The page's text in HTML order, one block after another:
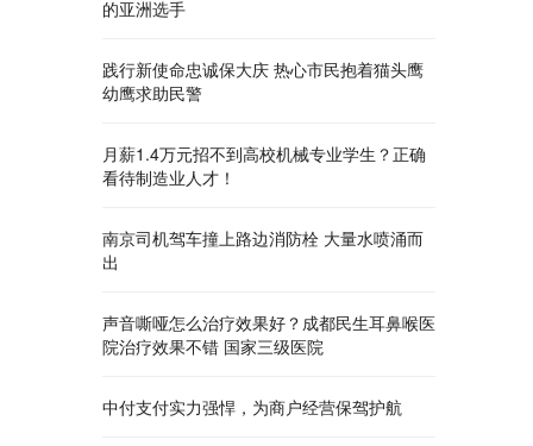
的亚洲选手
践行新使命忠诚保大庆 热心市民抱着猫头鹰
幼鹰求助民警
月薪1.4万元招不到高校机械专业学生？正确
看待制造业人才！
南京司机驾车撞上路边消防栓 大量水喷涌而
出
声音嘶哑怎么治疗效果好？成都民生耳鼻喉医
院治疗效果不错 国家三级医院
中付支付实力强悍，为商户经营保驾护航